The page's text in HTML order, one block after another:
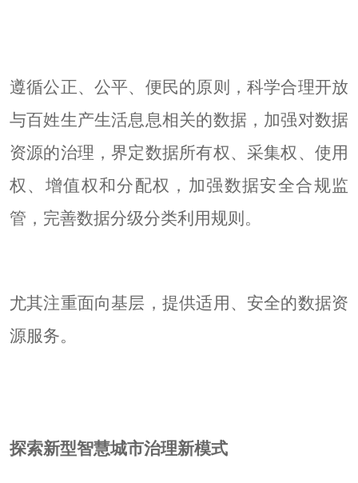
遵循公正、公平、便民的原则，科学合理开放
与百姓生产生活息息相关的数据，加强对数据
资源的治理，界定数据所有权、采集权、使用
权、增值权和分配权，加强数据安全合规监
管，完善数据分级分类利用规则。
尤其注重面向基层，提供适用、安全的数据资
源服务。
探索新型智慧城市治理新模式